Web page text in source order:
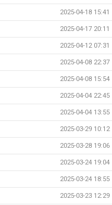
2025-04-18 15:41
2025-04-17 20:11
2025-04-12 07:31
2025-04-08 22:37
2025-04-08 15:54
2025-04-04 22:45
2025-04-04 13:55
2025-03-29 10:12
2025-03-28 19:06
2025-03-24 19:04
2025-03-24 18:55
2025-03-23 12:29